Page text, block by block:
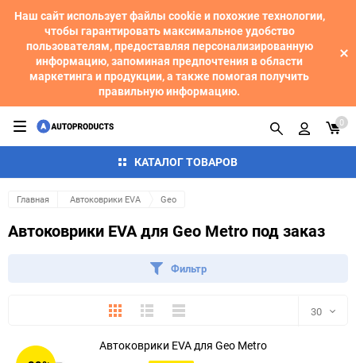
Наш сайт использует файлы cookie и похожие технологии,
чтобы гарантировать максимальное удобство
пользователям, предоставляя персонализированную
информацию, запоминая предпочтения в области
маркетинга и продукции, а также помогая получить
правильную информацию.
КАТАЛОГ ТОВАРОВ
0
Главная Автоковрики EVA Geo
Автоковрики EVA для Geo Metro под заказ
Фильтр
ПлиткаПодробноКомпактно 30
Автоковрики EVA для Geo Metro